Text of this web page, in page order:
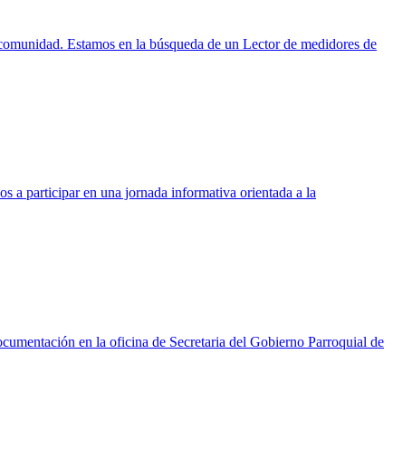
Estamos en la búsqueda de un Lector de medidores de
a participar en una jornada informativa orientada a la
en la oficina de Secretaria del Gobierno Parroquial de